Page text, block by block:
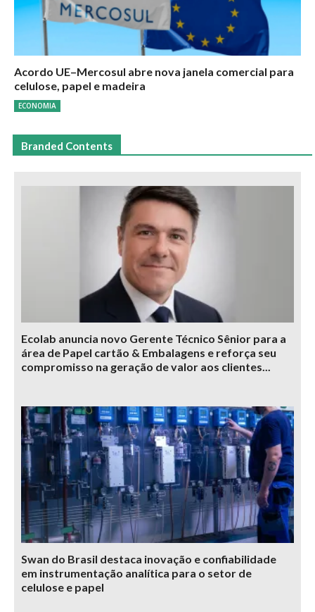
Acordo UE–Mercosul abre nova janela comercial para
celulose, papel e madeira
ECONOMIA
Branded Contents
Ecolab anuncia novo Gerente Técnico Sênior para a
área de Papel cartão & Embalagens e reforça seu
compromisso na geração de valor aos clientes...
Swan do Brasil destaca inovação e confiabilidade
em instrumentação analítica para o setor de
celulose e papel